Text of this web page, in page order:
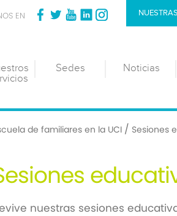
EN
Sedes Noticias
de familiares en la UCI / Sesiones
nuestras sesiones